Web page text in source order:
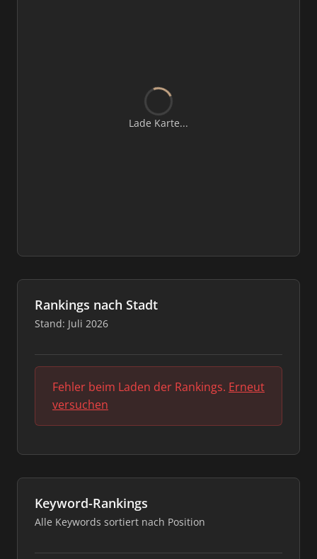
Lade Karte...
Rankings nach Stadt
Stand: Juli 2026
Fehler beim Laden der Rankings. Erneut
versuchen
Keyword-Rankings
Alle Keywords sortiert nach Position